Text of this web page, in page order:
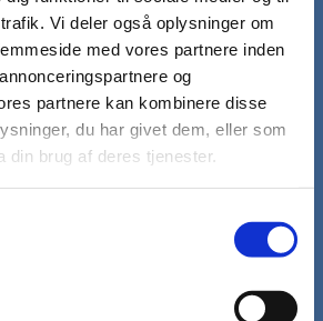
Vi deler også oplysninger om
med vores partnere inden
og
partnere kan kombinere disse
du har givet dem, eller som
din brug af deres tjenester.
Sognehus